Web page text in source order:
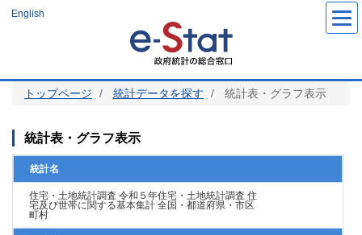
ツ
English
トップページ 統計データを探す 統計表・グラフ表示
統計表・グラフ表示
統計名
住宅・土地統計調査 令和５年住宅・土地統計調査 住
宅及び世帯に関する基本集計 全国・都道府県・市区
町村